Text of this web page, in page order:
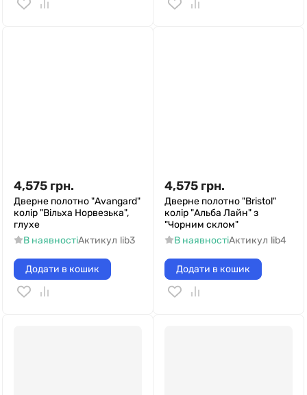
4,575 грн.
Дверне полотно "Avangard"
колір "Вільха Норвезька",
глухе
В наявностіАктикул lib3
Додати в кошик
4,575 грн.
Дверне полотно "Bristol"
колір "Альба Лайн" з
"Чорним склом"
В наявностіАктикул lib4
Додати в кошик